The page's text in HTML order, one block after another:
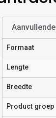
Formaat
Lengte
Breedte
Product groep